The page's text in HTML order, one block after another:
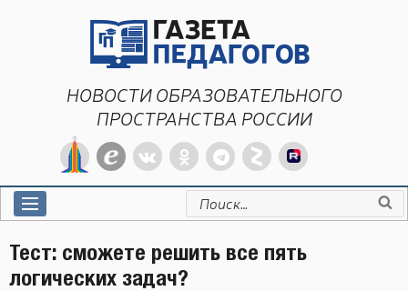
НОВОСТИ ОБРАЗОВАТЕЛЬНОГО
ПРОСТРАНСТВА РОССИИ
Искать:
Тест: сможете решить все пять
логических задач?